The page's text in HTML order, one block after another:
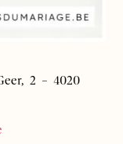
2 – 4020